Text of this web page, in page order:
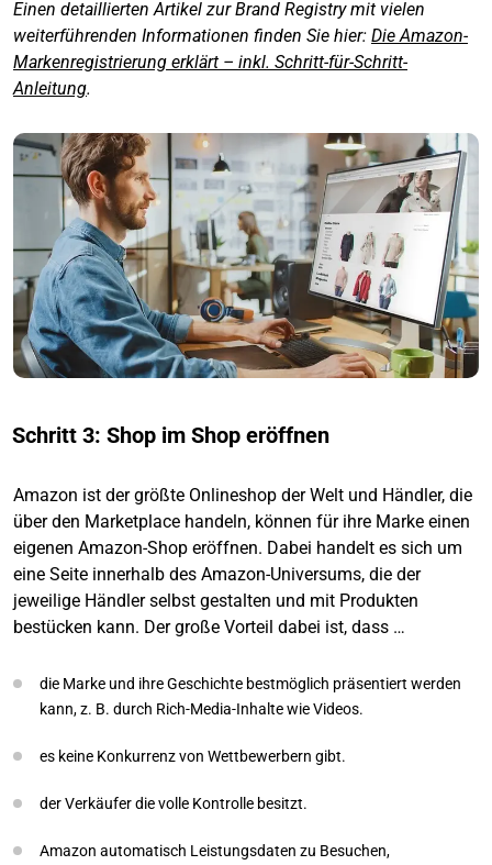
Einen detaillierten Artikel zur Brand Registry mit vielen
weiterführenden Informationen finden Sie hier: Die Amazon-
Markenregistrierung erklärt – inkl. Schritt-für-Schritt-
Anleitung.
Schritt 3: Shop im Shop eröffnen
Amazon ist der größte Onlineshop der Welt und Händler, die
über den Marketplace handeln, können für ihre Marke einen
eigenen Amazon-Shop eröffnen. Dabei handelt es sich um
eine Seite innerhalb des Amazon-Universums, die der
jeweilige Händler selbst gestalten und mit Produkten
bestücken kann. Der große Vorteil dabei ist, dass …
die Marke und ihre Geschichte bestmöglich präsentiert werden
kann, z. B. durch Rich-Media-Inhalte wie Videos.
es keine Konkurrenz von Wettbewerbern gibt.
der Verkäufer die volle Kontrolle besitzt.
Amazon automatisch Leistungsdaten zu Besuchen,